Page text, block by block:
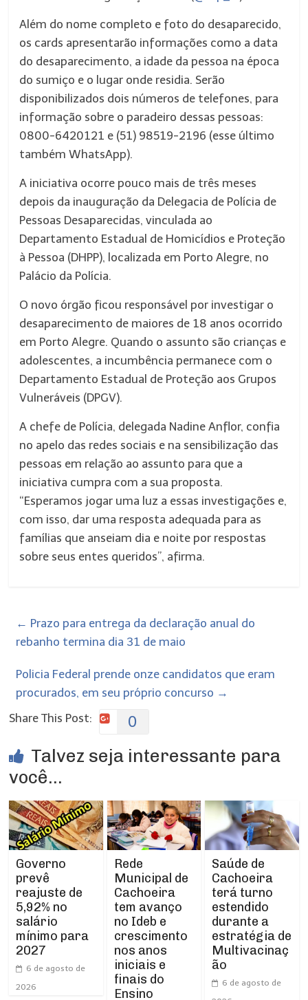
Além do nome completo e foto do desaparecido,
os cards apresentarão informações como a data
do desaparecimento, a idade da pessoa na época
do sumiço e o lugar onde residia. Serão
disponibilizados dois números de telefones, para
informação sobre o paradeiro dessas pessoas:
0800-6420121 e (51) 98519-2196 (esse último
também WhatsApp).
A iniciativa ocorre pouco mais de três meses
depois da inauguração da Delegacia de Polícia de
Pessoas Desaparecidas, vinculada ao
Departamento Estadual de Homicídios e Proteção
à Pessoa (DHPP), localizada em Porto Alegre, no
Palácio da Polícia.
O novo órgão ficou responsável por investigar o
desaparecimento de maiores de 18 anos ocorrido
em Porto Alegre. Quando o assunto são crianças e
adolescentes, a incumbência permanece com o
Departamento Estadual de Proteção aos Grupos
Vulneráveis (DPGV).
A chefe de Polícia, delegada Nadine Anflor, confia
no apelo das redes sociais e na sensibilização das
pessoas em relação ao assunto para que a
iniciativa cumpra com a sua proposta.
“Esperamos jogar uma luz a essas investigações e,
com isso, dar uma resposta adequada para as
famílias que anseiam dia e noite por respostas
sobre seus entes queridos”, afirma.
← Prazo para entrega da declaração anual do
rebanho termina dia 31 de maio
Policia Federal prende onze candidatos que eram
procurados, em seu próprio concurso →
Share This Post:
0
Talvez seja interessante para
você...
Governo
prevê
reajuste de
5,92% no
salário
mínimo para
2027
6 de agosto de
2026
Rede
Municipal de
Cachoeira
tem avanço
no Ideb e
crescimento
nos anos
iniciais e
finais do
Ensino
Saúde de
Cachoeira
terá turno
estendido
durante a
estratégia de
Multivacinaç
ão
6 de agosto de